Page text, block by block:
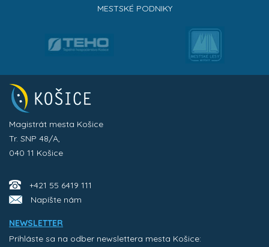
MESTSKÉ PODNIKY
Magistrát mesta Košice
Tr. SNP 48/A,
040 11 Košice
+421 55 6419 111
Napíšte nám
NEWSLETTER
Prihláste sa na odber newslettera mesta Košice: